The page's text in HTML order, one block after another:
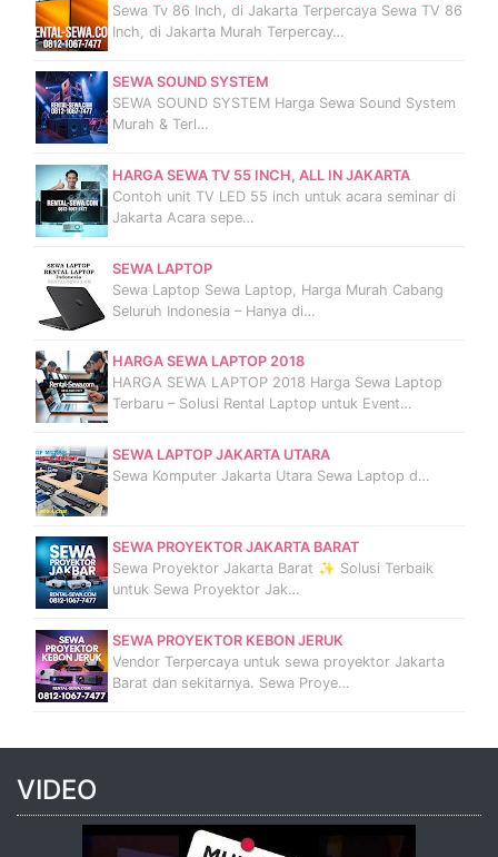
Sewa Tv 86 Inch, di Jakarta Terpercaya Sewa TV 86
Inch, di Jakarta Murah Terpercay…
SEWA SOUND SYSTEM
SEWA SOUND SYSTEM Harga Sewa Sound System
Murah & Terl…
HARGA SEWA TV 55 INCH, ALL IN JAKARTA
Contoh unit TV LED 55 inch untuk acara seminar di
Jakarta Acara sepe…
SEWA LAPTOP
Sewa Laptop Sewa Laptop, Harga Murah Cabang
Seluruh Indonesia – Hanya di…
HARGA SEWA LAPTOP 2018
HARGA SEWA LAPTOP 2018 Harga Sewa Laptop
Terbaru – Solusi Rental Laptop untuk Event…
SEWA LAPTOP JAKARTA UTARA
Sewa Komputer Jakarta Utara Sewa Laptop d…
SEWA PROYEKTOR JAKARTA BARAT
Sewa Proyektor Jakarta Barat ✨ Solusi Terbaik
untuk Sewa Proyektor Jak…
SEWA PROYEKTOR KEBON JERUK
Vendor Terpercaya untuk sewa proyektor Jakarta
Barat dan sekitarnya. Sewa Proye…
VIDEO